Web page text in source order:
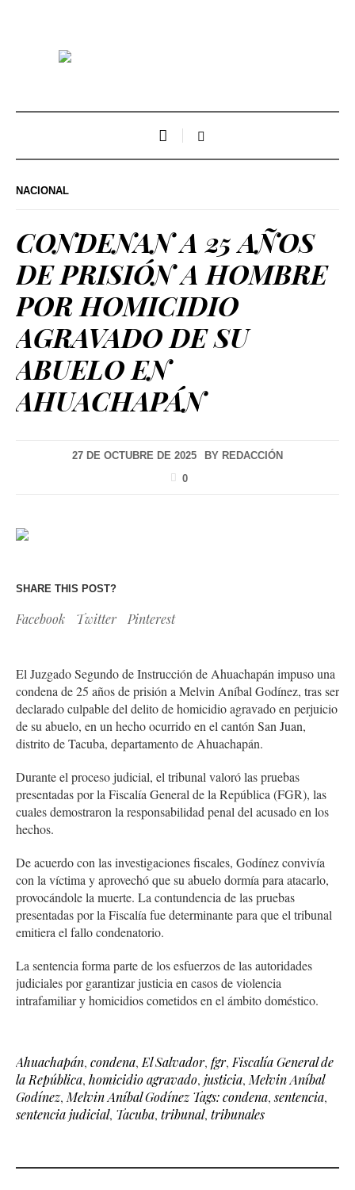
NACIONAL
CONDENAN A 25 AÑOS
DE PRISIÓN A HOMBRE
POR HOMICIDIO
AGRAVADO DE SU
ABUELO EN
AHUACHAPÁN
27 DE OCTUBRE DE 2025 BY REDACCIÓN
0
SHARE THIS POST?
Facebook Twitter Pinterest
El Juzgado Segundo de Instrucción de Ahuachapán impuso una
condena de 25 años de prisión a Melvin Aníbal Godínez, tras ser
declarado culpable del delito de homicidio agravado en perjuicio
de su abuelo, en un hecho ocurrido en el cantón San Juan,
distrito de Tacuba, departamento de Ahuachapán.
Durante el proceso judicial, el tribunal valoró las pruebas
presentadas por la Fiscalía General de la República (FGR), las
cuales demostraron la responsabilidad penal del acusado en los
hechos.
De acuerdo con las investigaciones fiscales, Godínez convivía
con la víctima y aprovechó que su abuelo dormía para atacarlo,
provocándole la muerte. La contundencia de las pruebas
presentadas por la Fiscalía fue determinante para que el tribunal
emitiera el fallo condenatorio.
La sentencia forma parte de los esfuerzos de las autoridades
judiciales por garantizar justicia en casos de violencia
intrafamiliar y homicidios cometidos en el ámbito doméstico.
Ahuachapán, condena, El Salvador, fgr, Fiscalía General de
la República, homicidio agravado, justicia, Melvin Aníbal
Godínez, Melvin Aníbal Godínez Tags: condena,sentencia,
sentencia judicial, Tacuba, tribunal, tribunales